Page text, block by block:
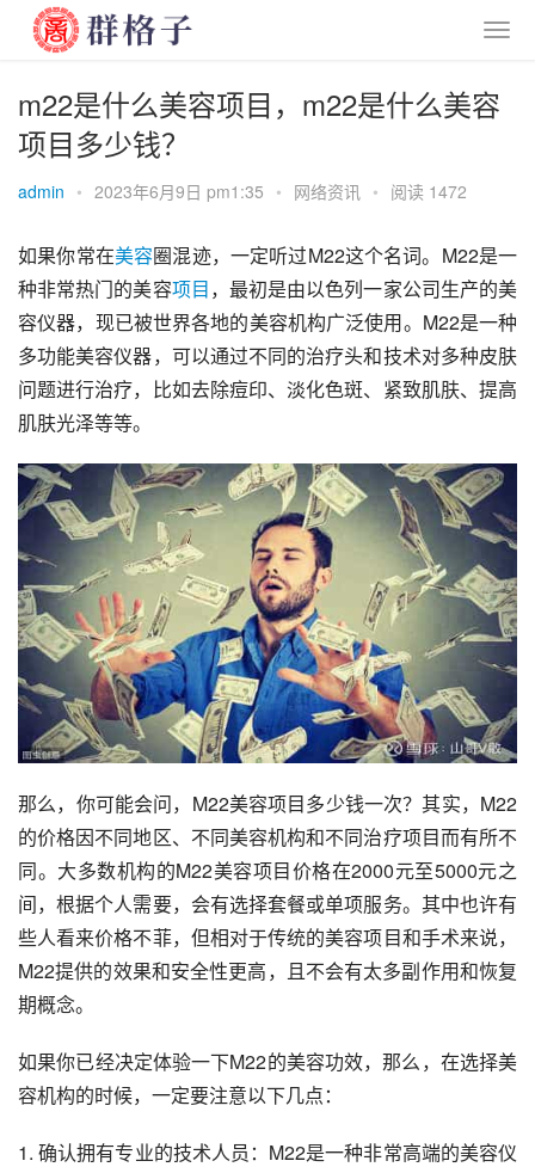
m22是什么美容项目，m22是什么美容
项目多少钱？
admin • 2023年6月9日 pm1:35 • 网络资讯 • 阅读 1472
如果你常在美容圈混迹，一定听过M22这个名词。M22是一
种非常热门的美容项目，最初是由以色列一家公司生产的美
容仪器，现已被世界各地的美容机构广泛使用。M22是一种
多功能美容仪器，可以通过不同的治疗头和技术对多种皮肤
问题进行治疗，比如去除痘印、淡化色斑、紧致肌肤、提高
肌肤光泽等等。
那么，你可能会问，M22美容项目多少钱一次？其实，M22
的价格因不同地区、不同美容机构和不同治疗项目而有所不
同。大多数机构的M22美容项目价格在2000元至5000元之
间，根据个人需要，会有选择套餐或单项服务。其中也许有
些人看来价格不菲，但相对于传统的美容项目和手术来说，
M22提供的效果和安全性更高，且不会有太多副作用和恢复
期概念。
如果你已经决定体验一下M22的美容功效，那么，在选择美
容机构的时候，一定要注意以下几点：
1. 确认拥有专业的技术人员：M22是一种非常高端的美容仪